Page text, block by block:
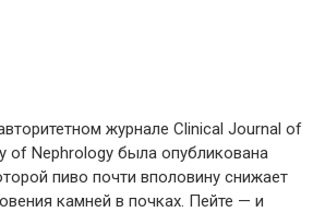
журнале Clinical Journal of
of Nephrology была опубликована
пиво почти вполовину снижает
камней в почках. Пейте — и